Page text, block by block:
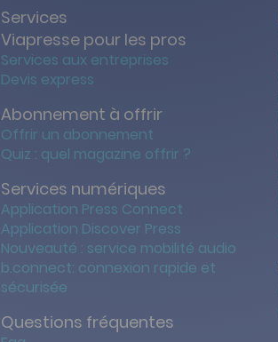
Services
Viapresse pour les pros
Services aux entreprises
Devis express
Abonnement à offrir
Offrir un abonnement
Quiz : quel magazine offrir ?
Services numériques
Application Press Connect
Application Discover Press
Nouveauté : service mobilité audio
b.connect: connexion rapide et
sécurisée
Questions fréquentes